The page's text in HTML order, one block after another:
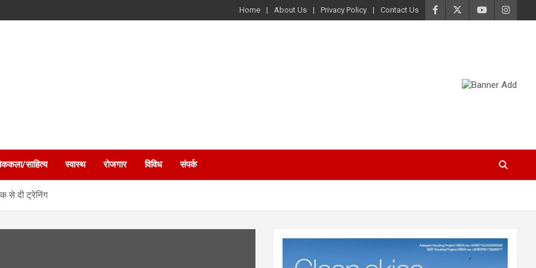
Home About Us Privacy Policy Contact Us
साहित्य स्वास्थ रोजगार विविध संपर्क
से दी ट्रेनिंग